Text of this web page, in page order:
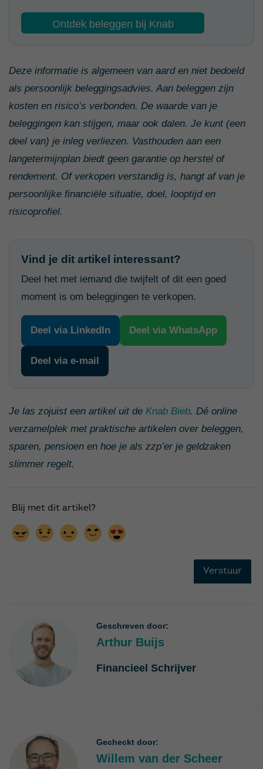
Ontdek beleggen bij Knab
Deze informatie is algemeen van aard en niet bedoeld
als persoonlijk beleggingsadvies. Aan beleggen zijn
kosten en risico’s verbonden. De waarde van je
beleggingen kan stijgen, maar ook dalen. Je kunt (een
deel van) je inleg verliezen. Vasthouden aan een
langetermijnplan biedt geen garantie op herstel of
rendement. Of verkopen verstandig is, hangt af van je
persoonlijke financiële situatie, doel, looptijd en
risicoprofiel.
Vind je dit artikel interessant?
Deel het met iemand die twijfelt of dit een goed
moment is om beleggingen te verkopen.
Deel via LinkedIn Deel via WhatsApp
Deel via e-mail
Je las zojuist een artikel uit de Knab Bieb. Dé online
verzamelplek met praktische artikelen over beleggen,
sparen, pensioen en hoe je als zzp’er je geldzaken
slimmer regelt.
Geschreven door:
Arthur Buijs
Financieel Schrijver
Gecheckt door:
Willem van der Scheer